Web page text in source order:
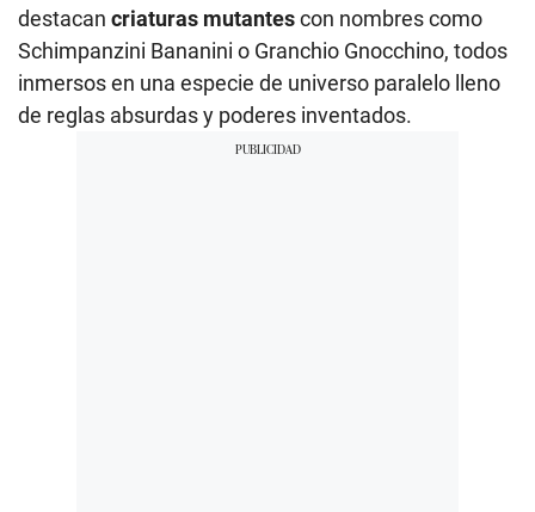
destacan criaturas mutantescon nombres como
Schimpanzini Bananini o Granchio Gnocchino, todos
inmersos en una especie de universo paralelo lleno
de reglas absurdas y poderes inventados.